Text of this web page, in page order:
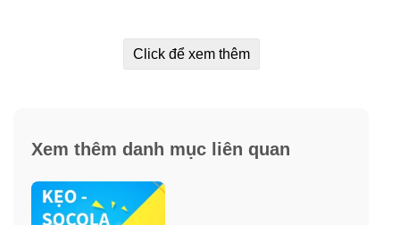
Click để xem thêm
Xem thêm danh mục liên quan